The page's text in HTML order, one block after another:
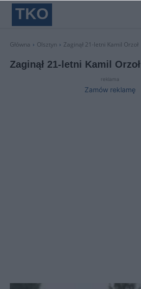
TKO
Główna Olsztyn Zaginął 21-letni Kamil Orzoł
Zaginął 21-letni Kamil Orzoł
reklama
Zamów reklamę